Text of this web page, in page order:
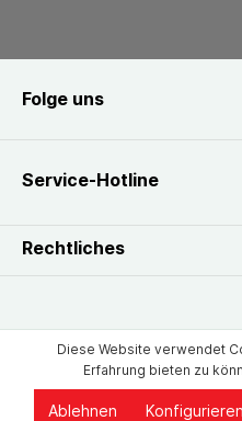
Service-Hotline
Folge uns
Rechtliches
Diese Website verwendet
Erfahrung bieten zu
Ablehnen Konfigurieren